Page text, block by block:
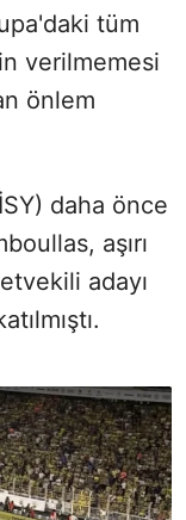
tüm
verilmemesi
önlem
daha önce
aşırı
adayı